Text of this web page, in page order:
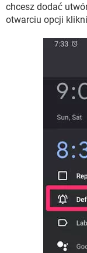
chcesz dodać
otwarciu opcji